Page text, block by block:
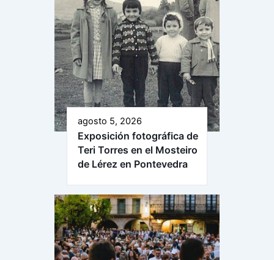
agosto 5, 2026
Exposición fotográfica de
Teri Torres en el Mosteiro
de Lérez en Pontevedra